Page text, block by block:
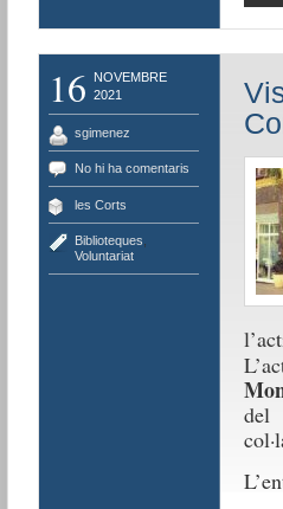
16
NOVEMBRE
2021
sgimenez
No hi ha comentaris
les Corts
Biblioteques
Voluntariat
del